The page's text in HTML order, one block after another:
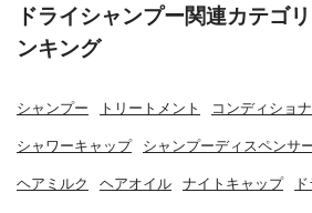
ドライシャンプー関連カテゴ
ンキング
シャンプー トリートメント コンディショ
シャワーキャップ シャンプーディスペンサ
ヘアミルク ヘアオイル ナイトキャップ